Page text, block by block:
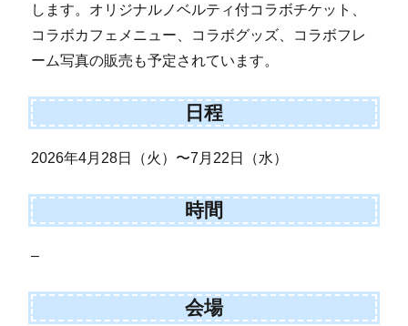
します。オリジナルノベルティ付コラボチケット、
コラボカフェメニュー、コラボグッズ、コラボフレ
ーム写真の販売も予定されています。
日程
2026年4月28日（火）〜7月22日（水）
時間
–
会場